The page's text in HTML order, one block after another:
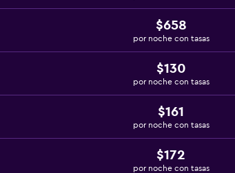
$658
por noche con tasas
$130
por noche con tasas
$161
por noche con tasas
$172
por noche con tasas